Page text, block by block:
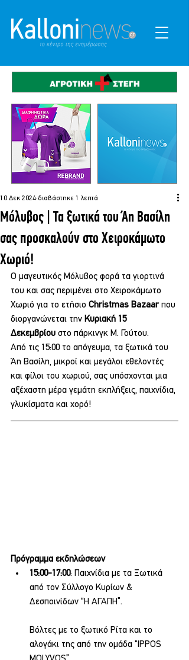
Μόλυβος | Τα ξωτικά του Άη Βασίλη
σας προσκαλούν στο Χειροκάμωτο
Χωριό!
10 Δεκ 2024 διαβάστηκε 1 λεπτά
Ο μαγευτικός Μόλυβος φορά τα γιορτινά
του και σας περιμένει στο Χειροκάμωτο
Χωριό για το ετήσιο Christmas Bazaar που
διοργανώνεται την Κυριακή 15
Δεκεμβρίου στο πάρκινγκ Μ. Γούτου.
Από τις 15:00 το απόγευμα, τα ξωτικά του
Άη Βασίλη, μικροί και μεγάλοι εθελοντές
και φίλοι του χωριού, σας υπόσχονται μια
αξέχαστη μέρα γεμάτη εκπλήξεις, παιχνίδια,
γλυκίσματα και χορό!
Πρόγραμμα εκδηλώσεων
15:00-17:00: Παιχνίδια με τα Ξωτικά
από τον Σύλλογο Κυρίων &
Δεσποινίδων “Η ΑΓΑΠΗ”.
Βόλτες με το ξωτικό Ρίτα και το
αλογάκι της από την ομάδα “IPPOS